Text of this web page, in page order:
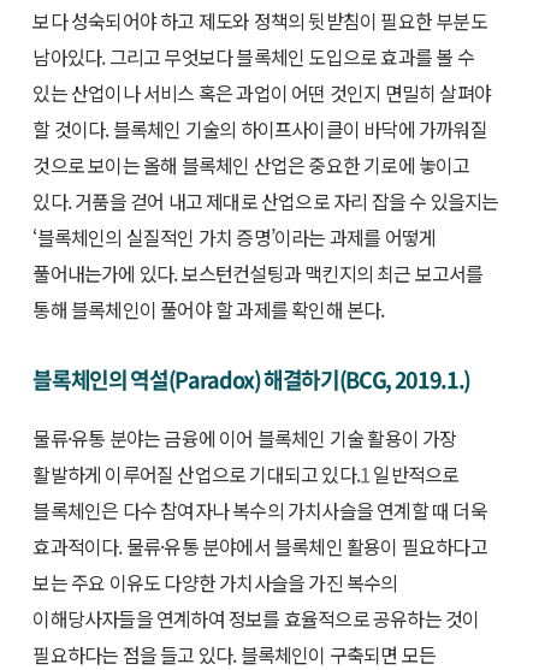
보다 성숙되어야 하고 제도와 정책의 뒷받침이 필요한 부분도
남아있다. 그리고 무엇보다 블록체인 도입으로 효과를 볼 수
있는 산업이나 서비스 혹은 과업이 어떤 것인지 면밀히 살펴야
할 것이다. 블록체인 기술의 하이프사이클이 바닥에 가까워질
것으로 보이는 올해 블록체인 산업은 중요한 기로에 놓이고
있다. 거품을 걷어 내고 제대로 산업으로 자리 잡을 수 있을지는
‘블록체인의 실질적인 가치 증명’이라는 과제를 어떻게
풀어내는가에 있다. 보스턴컨설팅과 맥킨지의 최근 보고서를
통해 블록체인이 풀어야 할 과제를 확인해 본다.
블록체인의 역설(Paradox) 해결하기(BCG, 2019.1.)
물류·유통 분야는 금융에 이어 블록체인 기술 활용이 가장
활발하게 이루어질 산업으로 기대되고 있다.1일반적으로
블록체인은 다수 참여자나 복수의 가치사슬을 연계할 때 더욱
효과적이다. 물류·유통 분야에서 블록체인 활용이 필요하다고
보는 주요 이유도 다양한 가치사슬을 가진 복수의
이해당사자들을 연계하여 정보를 효율적으로 공유하는 것이
필요하다는 점을 들고 있다. 블록체인이 구축되면 모든